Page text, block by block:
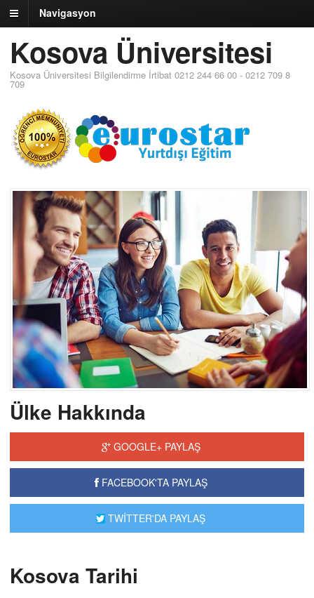
Navigasyon
Kosova Üniversitesi
Kosova Üniversitesi Bilgilendirme İrtibat 0212 244 66 00 - 0212 709 8
709
Ülke Hakkında
GOOGLE+ PAYLAŞ
FACEBOOK'TA PAYLAŞ
TWİTTER'DA PAYLAŞ
Kosova Tarihi